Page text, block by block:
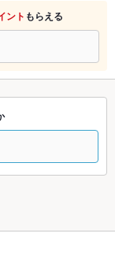
ント もらえる